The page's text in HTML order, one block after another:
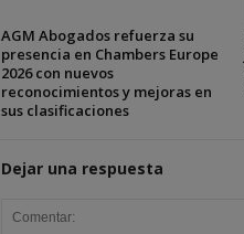
AGM Abogados refuerza su
presencia en Chambers Europe
2026 con nuevos
reconocimientos y mejoras en
sus clasificaciones
Dejar una respuesta